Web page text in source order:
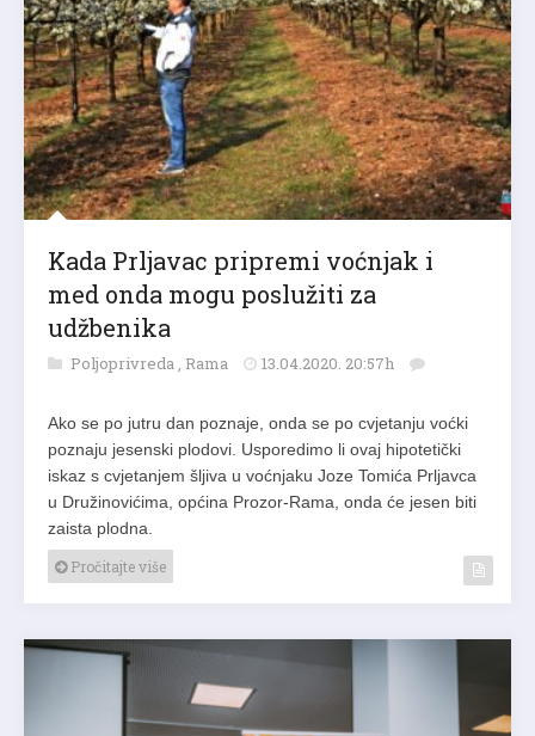
Kada Prljavac pripremi voćnjak i
med onda mogu poslužiti za
udžbenika
Poljoprivreda , Rama 13.04.2020. 20:57h
Ako se po jutru dan poznaje, onda se po cvjetanju voćki
poznaju jesenski plodovi. Usporedimo li ovaj hipotetički
iskaz s cvjetanjem šljiva u voćnjaku Joze Tomića Prljavca
u Družinovićima, općina Prozor-Rama, onda će jesen biti
zaista plodna.
Pročitajte više